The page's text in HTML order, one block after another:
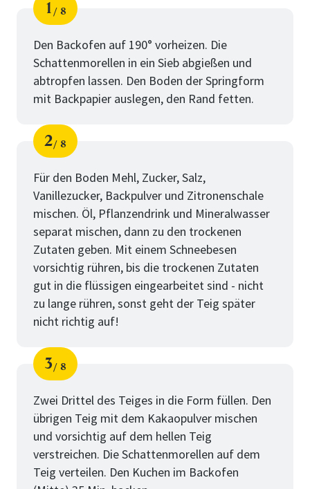
Schritt
1
von
8
Den Backofen auf 190° vorheizen. Die
Schattenmorellen in ein Sieb abgießen und
abtropfen lassen. Den Boden der Springform
mit Backpapier auslegen, den Rand fetten.
Schritt
2
von
8
Für den Boden Mehl, Zucker, Salz,
Vanillezucker, Backpulver und Zitronenschale
mischen. Öl, Pflanzendrink und Mineralwasser
separat mischen, dann zu den trockenen
Zutaten geben. Mit einem Schneebesen
vorsichtig rühren, bis die trockenen Zutaten
gut in die flüssigen eingearbeitet sind - nicht
zu lange rühren, sonst geht der Teig später
nicht richtig auf!
Schritt
3
von
8
Zwei Drittel des Teiges in die Form füllen. Den
übrigen Teig mit dem Kakaopulver mischen
und vorsichtig auf dem hellen Teig
verstreichen. Die Schattenmorellen auf dem
Teig verteilen. Den Kuchen im Backofen